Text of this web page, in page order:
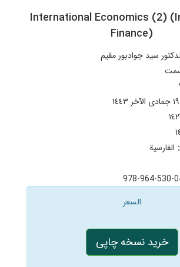
International Economics (2)
Finance)
سيد جوادبور مقيم
١٩ جمادى الآخر ١٤٤٣
الفارسية
978-964-530-
السعر
خرید نسخه چاپی